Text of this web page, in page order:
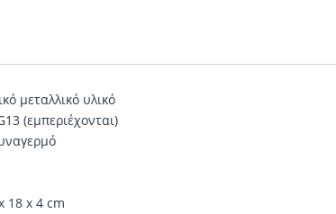
μεταλλικό υλικό
(εμπεριέχονται)
18 x 4 cm